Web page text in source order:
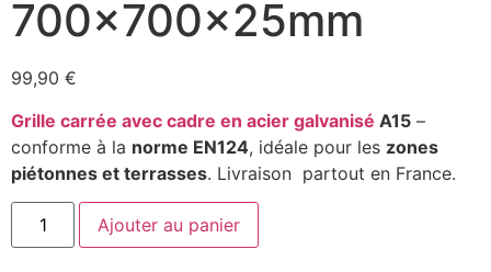
700x700x25mm
99,90 €
Grille carrée avec cadre en acier galvanisé A15 –
conforme à la norme EN124, idéale pour les zones
piétonnes et terrasses. Livraison partout en France.
Ajouter au panier